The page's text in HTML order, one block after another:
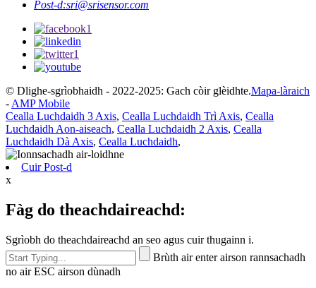
Post-d:sri@srisensor.com
© Dlighe-sgrìobhaidh - 2022-2025: Gach còir glèidhte.Mapa-làraich
- AMP Mobile
Cealla Luchdaidh 3 Axis, Cealla Luchdaidh Trì Axis, Cealla
Luchdaidh Aon-aiseach, Cealla Luchdaidh 2 Axis, Cealla
Luchdaidh Dà Axis, Cealla Luchdaidh,
Cuir Post-d
x
Fàg do theachdaireachd:
Sgrìobh do theachdaireachd an seo agus cuir thugainn i.
Brùth air enter airson rannsachadh
no air ESC airson dùnadh